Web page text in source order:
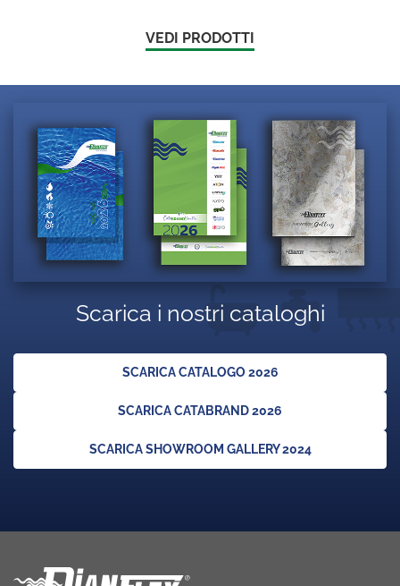
VEDI PRODOTTI
Scarica i nostri cataloghi
SCARICA CATALOGO 2026
SCARICA CATABRAND 2026
SCARICA SHOWROOM GALLERY 2024